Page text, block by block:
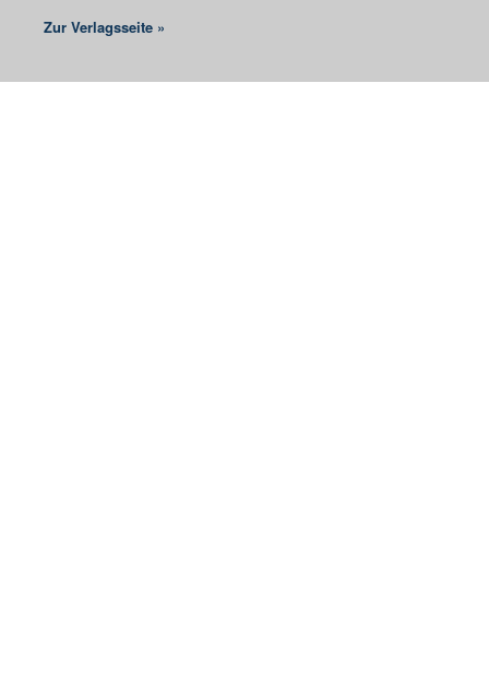
Zur Verlagsseite »